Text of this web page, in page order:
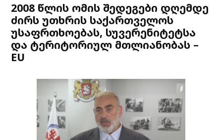
2008 წლის ომის შედეგები დღემდე
ძირს უთხრის საქართველოს
უსაფრთხოებას, სუვერენიტეტსა
და ტერიტორიულ მთლიანობას –
EU